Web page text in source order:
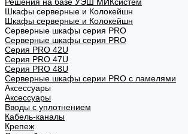
Шкафы серверные и Колокейшн
Шкафы серверные и Колокейшн
Серверные шкафы серия PRO
Серверные шкафы серия PRO
Серия PRO 42U
Серия PRO 47U
Серия PRO 48U
Серверные шкафы серии PRO с ламелями
Аксессуары
Аксессуары
Вводы с уплотнением
Кабель-каналы
Крепеж